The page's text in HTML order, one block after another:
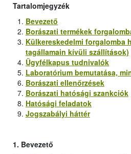
Tartalomjegyzék
Bevezető
Borászati termékek
Külkereskedelmi forgalomba
tagállamain kívüli szállítások)
Ügyfélkapus tudnivalók
Laboratórium bemutatása,
Borászati ellenőrzések
Borászati hatósági szankciók
Hatósági feladatok
Jogszabályi háttér
1. Bevezető